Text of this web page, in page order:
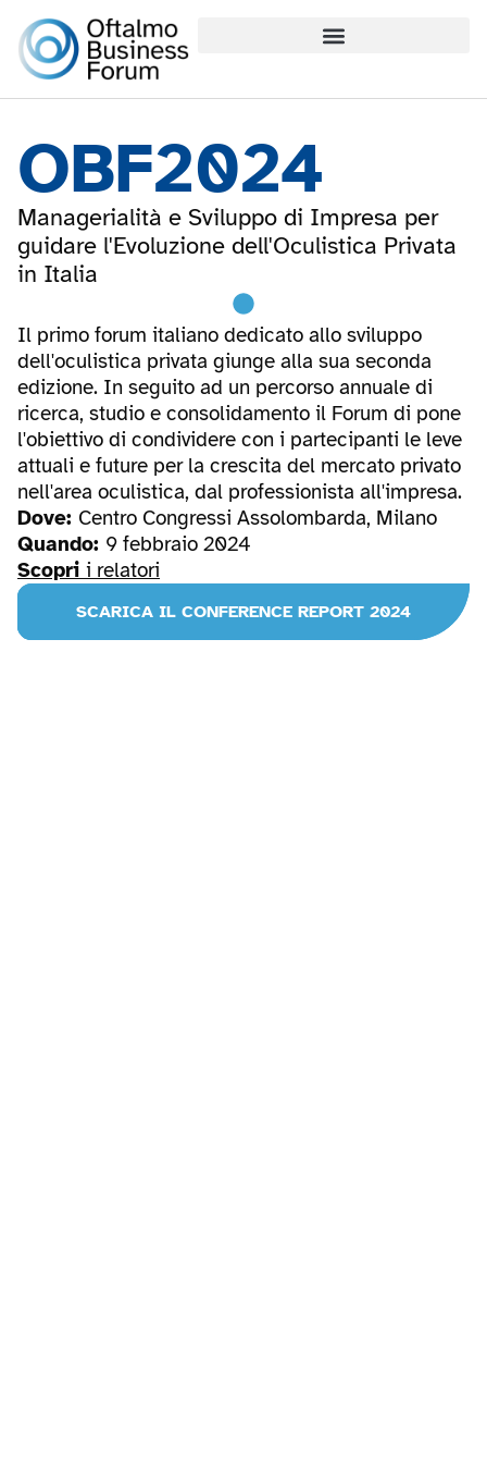
contenuto
OBF2024
Managerialità e Sviluppo di Impresa per
guidare l'Evoluzione dell'Oculistica Privata
in Italia
Il primo forum italiano dedicato allo sviluppo
dell'oculistica privata giunge alla sua seconda
edizione. In seguito ad un percorso annuale di
ricerca, studio e consolidamento il Forum di pone
l'obiettivo di condividere con i partecipanti le leve
attuali e future per la crescita del mercato privato
nell'area oculistica, dal professionista all'impresa.
Dove: Centro Congressi Assolombarda, Milano
Quando: 9 febbraio 2024
Scopri i relatori
SCARICA IL CONFERENCE REPORT 2024